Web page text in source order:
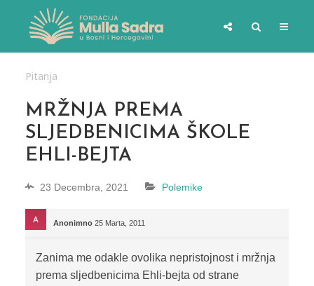
Pitanja
MRŽNJA PREMA
SLJEDBENICIMA ŠKOLE
EHLI-BEJTA
23 Decembra, 2021 Polemike
Anonimno 25 Marta, 2011
Zanima me odakle ovolika nepristojnost i mržnja
prema sljedbenicima Ehli-bejta od strane